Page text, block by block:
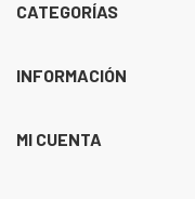
CATEGORÍAS
INFORMACIÓN
MI CUENTA